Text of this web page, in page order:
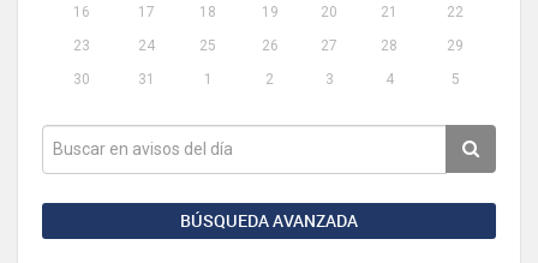
16
17 18 19 20 21
22
23
24 25 26 27 28
29
30
31 1 2 3 4 5
BÚSQUEDA AVANZADA